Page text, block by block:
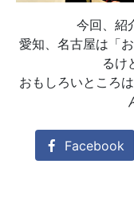
今回、紹
愛知、名古屋は「
るけ
おもしろいところ
Facebook